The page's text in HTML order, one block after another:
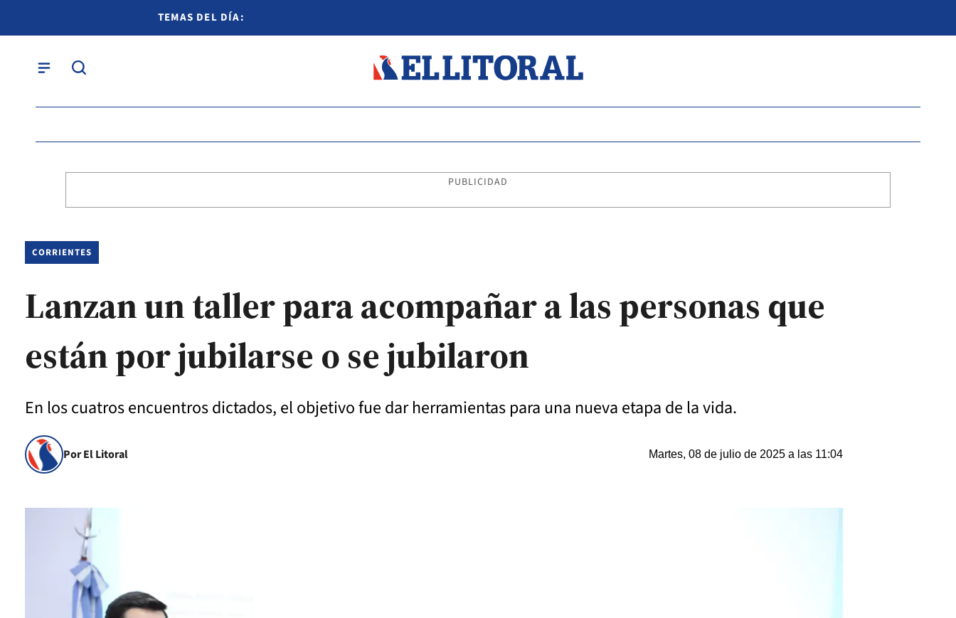
TEMAS DEL DÍA:
PUBLICIDAD
CORRIENTES
Lanzan un taller para acompañar a las personas que
están por jubilarse o se jubilaron
En los cuatros encuentros dictados, el objetivo fue dar herramientas para una nueva etapa de la vida.
Por El Litoral Martes, 08 de julio de 2025 a las 11:04